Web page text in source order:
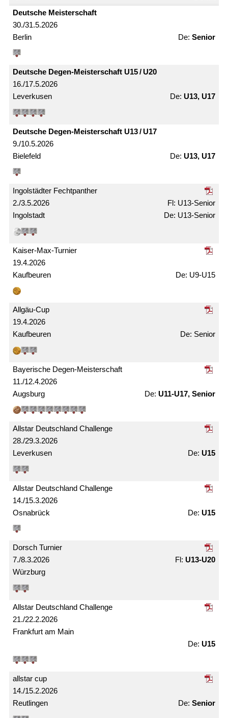
30./31.5.2026
Deutsche Meister­schaft
Berlin Senior
16./17.5.2026
Deutsche Degen-Meister­schaft U15 / U20
Leverkusen U13, U17
9./10.5.2026
Deutsche Degen-Meister­schaft U13 / U17
Bielefeld U13, U17
2./3.5.2026
Ingolstädter Fechtpanther
Ingolstadt
U13-Senior
U13-Senior
19.4.2026
Kaiser-Max-Turnier
Kaufbeuren U9-U15
19.4.2026
Allgäu-Cup
Kaufbeuren Senior
11./12.4.2026
Bayerische Degen-Meister­schaft
Augsburg U11-U17, Senior
28./29.3.2026
Allstar Deutschland Challenge
Leverkusen U15
14./15.3.2026
Allstar Deutschland Challenge
Osnabrück U15
7./8.3.2026
Dorsch Turnier
Würzburg
U13-U20
21./22.2.2026
Allstar Deutschland Challenge
Frankfurt am Main
U15
14./15.2.2026
allstar cup
Reutlingen Senior